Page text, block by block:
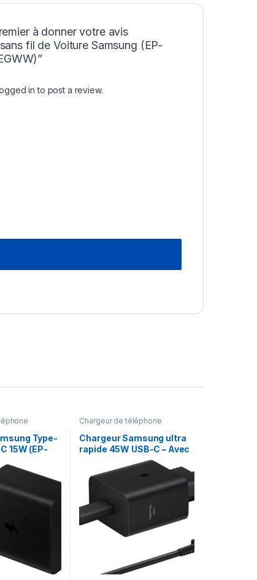
à donner votre avis
fil de Voiture Samsung (EP-
in to post a review.
Type-
15W (EP-
Chargeur de téléphone
Chargeur Samsung ultra
rapide 45W USB-C – Avec
câble (EP-T4511XBEGWW)